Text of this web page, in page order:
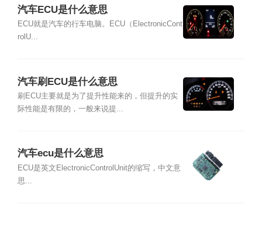
汽车ECU是什么意思
ECU就是汽车的行车电脑。ECU（ElectronicCont
rolU...
汽车刷ECU是什么意思
刷ECU主要就是为了提升性能来的，但提升的实
际性能是有限的，一般来说提...
汽车ecu是什么意思
ECU是英文ElectronicControlUnit的缩写，中文意
思...